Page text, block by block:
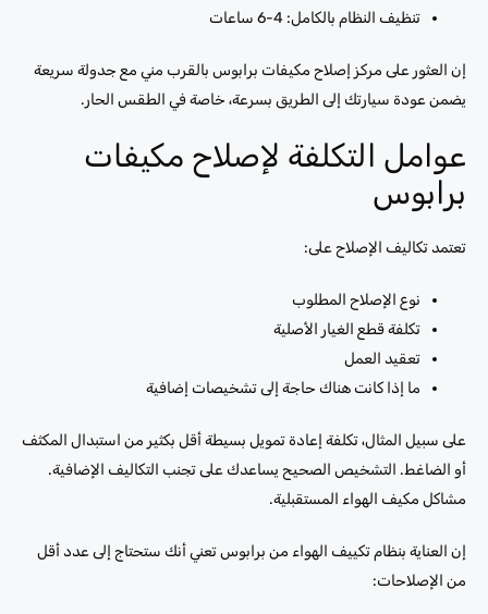
تنظيف النظام بالكامل: 4-6 ساعات
إن العثور على مركز إصلاح مكيفات برابوس بالقرب مني مع جدولة سريعة
يضمن عودة سيارتك إلى الطريق بسرعة، خاصة في الطقس الحار.
عوامل التكلفة لإصلاح مكيفات
برابوس
تعتمد تكاليف الإصلاح على:
نوع الإصلاح المطلوب
تكلفة قطع الغيار الأصلية
تعقيد العمل
ما إذا كانت هناك حاجة إلى تشخيصات إضافية
على سبيل المثال، تكلفة إعادة تمويل بسيطة أقل بكثير من استبدال المكثف
أو الضاغط. التشخيص الصحيح يساعدك على تجنب التكاليف الإضافية.
مشاكل مكيف الهواء المستقبلية.
إن العناية بنظام تكييف الهواء من برابوس تعني أنك ستحتاج إلى عدد أقل
من الإصلاحات: